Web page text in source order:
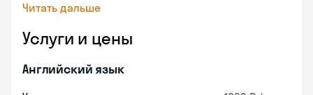
Читать дальше
Услуги и цены
Английский язык